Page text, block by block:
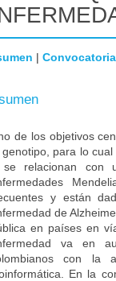
| Convocatoria
de los objetivos
para lo
relacionan con
y están
de
en países en
va en
con la
En la